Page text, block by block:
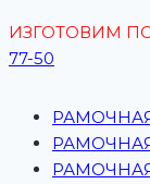
ИЗГОТОВИМ
77-50